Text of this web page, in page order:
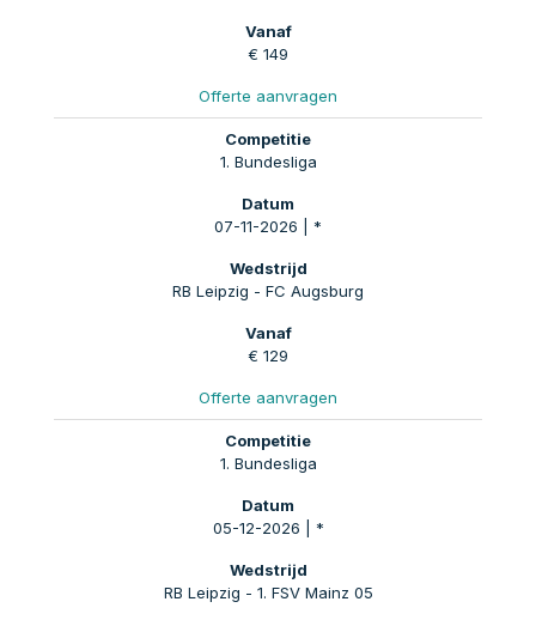
€ 149
Offerte aanvragen
1. Bundesliga
07-11-2026 | *
RB Leipzig - FC Augsburg
€ 129
Offerte aanvragen
1. Bundesliga
05-12-2026 | *
RB Leipzig - 1. FSV Mainz 05